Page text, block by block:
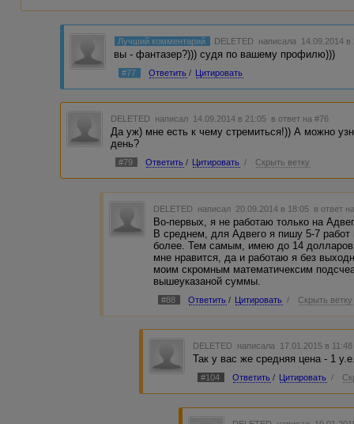
Лучший комментарий DELETED написала 14.09.2014
вы - фантазер?))) судя по вашему профилю)))
#77 Ответить / Цитировать
DELETED написал 14.09.2014 в 21:05 в ответ на #76
Да уж) мне есть к чему стремиться!)) А можно
день?
#79 Ответить / Цитировать / Скрыть ветку
DELETED написал 20.09.2014 в 18:05 в ответ
Во-первых, я не работаю только на
В среднем, для Адвего я пишу 5-7
более. Тем самым, имею до 14
мне нравится, да и работаю я без
моим скромным математичексим
вышеуказаной суммы.
#88 Ответить / Цитировать / Скрыть ветку
DELETED написала 17.01.2015 в
Так у вас же средняя цена - 1
#104 Ответить / Цитировать /